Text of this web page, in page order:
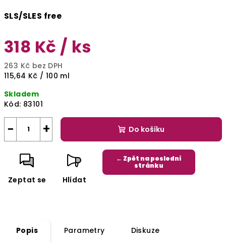
SLS/SLES free
318 Kč / ks
263 Kč bez DPH
Měrná
115,64 Kč / 100 ml
Skladem
Kód: 83101
+
− Do košíku
Zeptat se Hlídat
← Zpět na poslední
stránku
Popis Parametry Diskuze